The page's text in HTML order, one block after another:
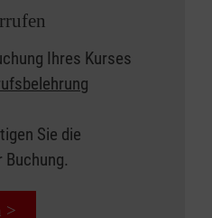
Ihres Kurses
Sie die
Buchung.
>